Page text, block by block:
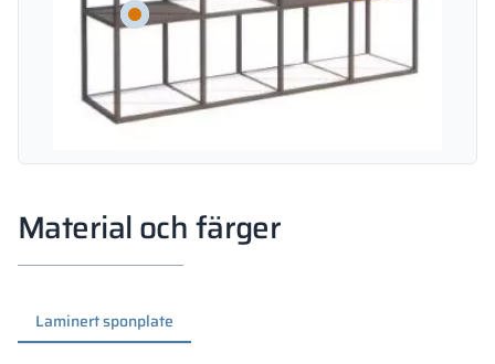
Material och färger
Laminert sponplate